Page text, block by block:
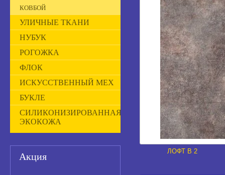
ЛОФТ В 2
КОВБОЙ
УЛИЧНЫЕ ТКАНИ
НУБУК
РОГОЖКА
ФЛОК
ИСКУССТВЕННЫЙ МЕХ
БУКЛЕ
СИЛИКОНИЗИРОВАННАЯ
ЭКОКОЖА
Акция